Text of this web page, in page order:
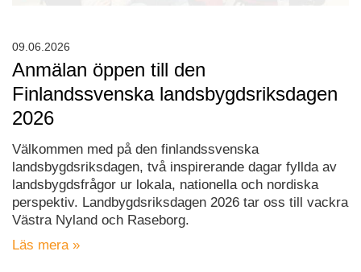
Anmälan öppen till den
Finlandssvenska landsbygdsriksdagen
2026
Välkommen med på den finlandssvenska
landsbygdsriksdagen, två inspirerande dagar fyllda av
landsbygdsfrågor ur lokala, nationella och nordiska
perspektiv. Landbygdsriksdagen 2026 tar oss till vackra
Västra Nyland och Raseborg.
Läs mera »
09.06.2026